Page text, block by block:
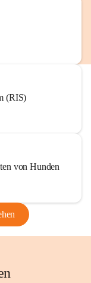
(RIS)
von Hunden